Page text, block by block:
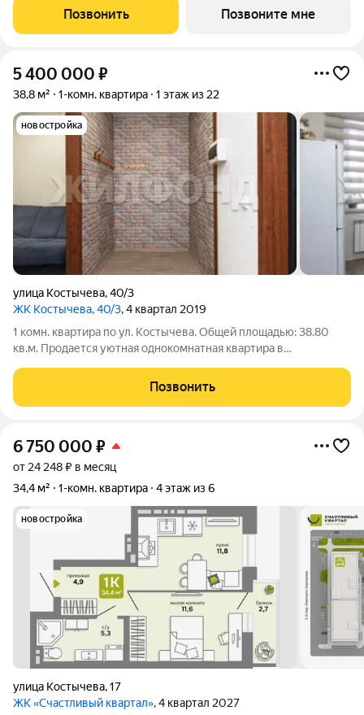
привычный комфорт жилого комплекса сочетается с более
камерной атмосферой проживания. О проекте:
Позвонить Позвоните мне
5 400 000 ₽
38,8 м² 1-комн. квартира 1 этаж из 22
новостройка
улица Костычева,40/3
ЖК Костычева, 40/3, 4 квартал 2019
1 комн. квартира по ул. Костычева. Общей площадью: 38.80
кв.м. Продается уютная однокомнатная квартира в
Костычева. Общая площадь квартиры составляет 38.8. м, из
которых жилая площадь 16.1. м, а
Позвонить
6 750 000 ₽
от 24 248 ₽ в месяц
34,4 м²
1-комн. квартира 4 этаж из 6
новостройка
улица Костычева,17
ЖК «Счастливый квартал», 4 квартал 2027